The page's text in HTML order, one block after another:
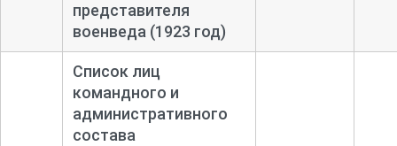
представителя
военведа (1923 год)
Список лиц
командного и
административного
состава